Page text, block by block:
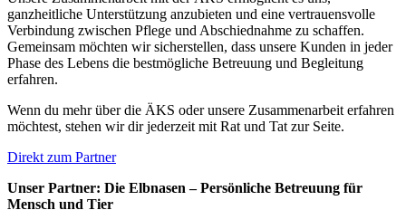
ganzheitliche Unterstützung anzubieten und eine vertrauensvolle
Verbindung zwischen Pflege und Abschiednahme zu schaffen.
Gemeinsam möchten wir sicherstellen, dass unsere Kunden in jeder
Phase des Lebens die bestmögliche Betreuung und Begleitung
erfahren.
Wenn du mehr über die ÄKS oder unsere Zusammenarbeit erfahren
möchtest, stehen wir dir jederzeit mit Rat und Tat zur Seite.
Direkt zum Partner
Unser Partner: Die Elbnasen – Persönliche Betreuung für
Mensch und Tier